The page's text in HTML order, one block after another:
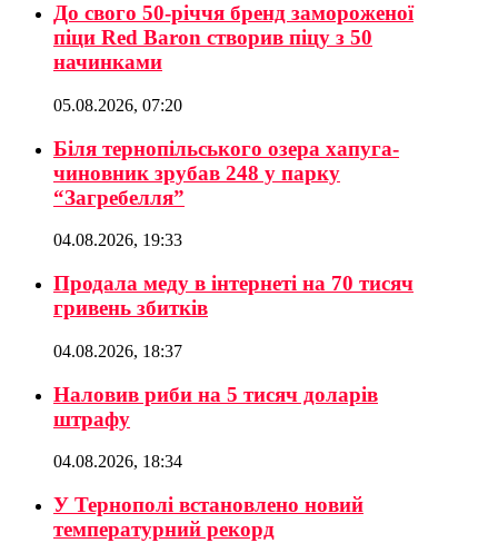
До свого 50-річчя бренд замороженої
піци Red Baron створив піцу з 50
начинками
05.08.2026, 07:20
Біля тернопільського озера хапуга-
чиновник зрубав 248 у парку
“Загребелля”
04.08.2026, 19:33
Продала меду в інтернеті на 70 тисяч
гривень збитків
04.08.2026, 18:37
Наловив риби на 5 тисяч доларів
штрафу
04.08.2026, 18:34
У Тернополі встановлено новий
температурний рекорд